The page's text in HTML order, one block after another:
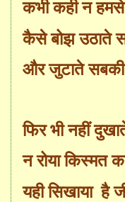
कभी कही न हमसे
कैसे बोझ उठाते
और जुटाते सबकी
फिर भी नहीं
न रोया किस्मत
यही सिखाया है